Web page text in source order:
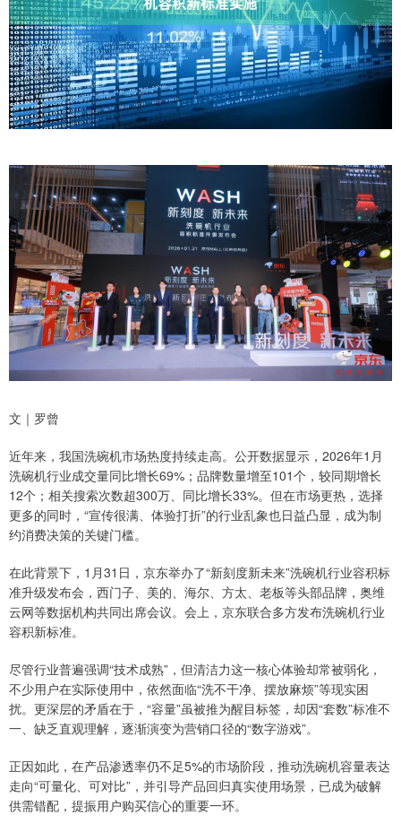
文｜罗曾
近年来，我国洗碗机市场热度持续走高。公开数据显示，2026年1月
洗碗机行业成交量同比增长69%；品牌数量增至101个，较同期增长
12个；相关搜索次数超300万、同比增长33%。但在市场更热，选择
更多的同时，“宣传很满、体验打折”的行业乱象也日益凸显，成为制
约消费决策的关键门槛。
在此背景下，1月31日，京东举办了“新刻度新未来”洗碗机行业容积标
准升级发布会，西门子、美的、海尔、方太、老板等头部品牌，奥维
云网等数据机构共同出席会议。会上，京东联合多方发布洗碗机行业
容积新标准。
尽管行业普遍强调“技术成熟”，但清洁力这一核心体验却常被弱化，
不少用户在实际使用中，依然面临“洗不干净、摆放麻烦”等现实困
扰。更深层的矛盾在于，“容量”虽被推为醒目标签，却因“套数”标准不
一、缺乏直观理解，逐渐演变为营销口径的“数字游戏”。
正因如此，在产品渗透率仍不足5%的市场阶段，推动洗碗机容量表达
走向“可量化、可对比”，并引导产品回归真实使用场景，已成为破解
供需错配，提振用户购买信心的重要一环。